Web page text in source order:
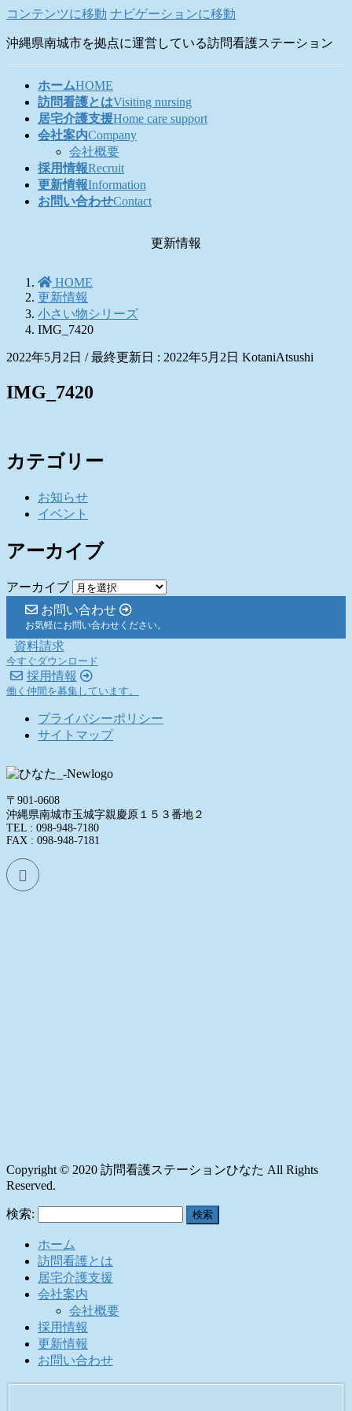
コンテンツに移動 ナビゲーションに移動
沖縄県南城市を拠点に運営している訪問看護ステーション
ホームHOME
訪問看護とはVisiting nursing
居宅介護支援Home care support
会社案内Company
会社概要
採用情報Recruit
更新情報Information
お問い合わせContact
更新情報
HOME
更新情報
小さい物シリーズ
IMG_7420
2022年5月2日 / 最終更新日 : 2022年5月2日 KotaniAtsushi
IMG_7420
カテゴリー
お知らせ
イベント
アーカイブ
アーカイブ
お問い合わせ
お気軽にお問い合わせください。
資料請求
今すぐダウンロード
採用情報
働く仲間を募集しています。
プライバシーポリシー
サイトマップ
〒901-0608
沖縄県南城市玉城字親慶原１５３番地２
TEL : 098-948-7180
FAX : 098-948-7181
Copyright © 2020 訪問看護ステーションひなた All Rights
Reserved.
検索:
ホーム
訪問看護とは
居宅介護支援
会社案内
会社概要
採用情報
更新情報
お問い合わせ